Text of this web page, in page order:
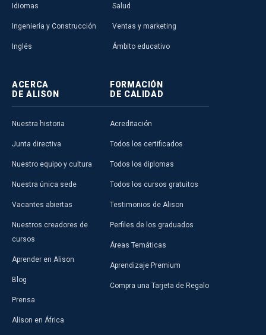
Idiomas
Ingeniería y Construcción
Inglés
Salud
Ventas y marketing
Ámbito educativo
ACERCA
DE ALISON
Nuestra historia
Junta directiva
Nuestro equipo y cultura
Nuestra única sede
Vacantes abiertas
Nuestros creadores de
cursos
Aprender en Alison
Blog
Prensa
Alison en África
FORMACIÓN
DE CALIDAD
Acreditación
Todos los certificados
Todos los diplomas
Todos los cursos gratuitos
Testimonios de Alison
Perfiles de los graduados
Áreas Temáticas
Aprendizaje Premium
Compra una Tarjeta de Regalo